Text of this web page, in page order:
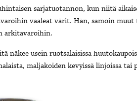
sarjatuotannon, kun niitä
vaaleat värit. Hän, samoin
arkitavaroihin.
näkee usein ruotsalaisissa
maljakoiden kevyissä linjoissa tai